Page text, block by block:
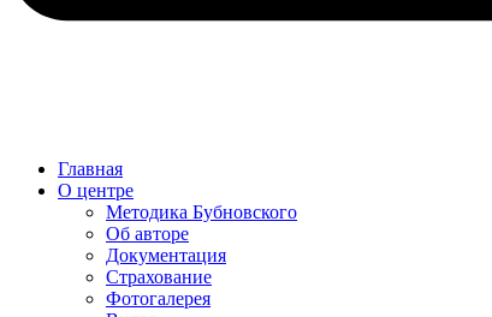
Главная
О центре
Методика Бубновского
Об авторе
Документация
Страхование
Фотогалерея